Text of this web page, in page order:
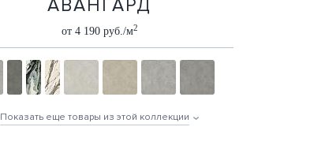
АВАНГАРД
от 4 190 руб./м2
Показать еще товары из этой коллекции